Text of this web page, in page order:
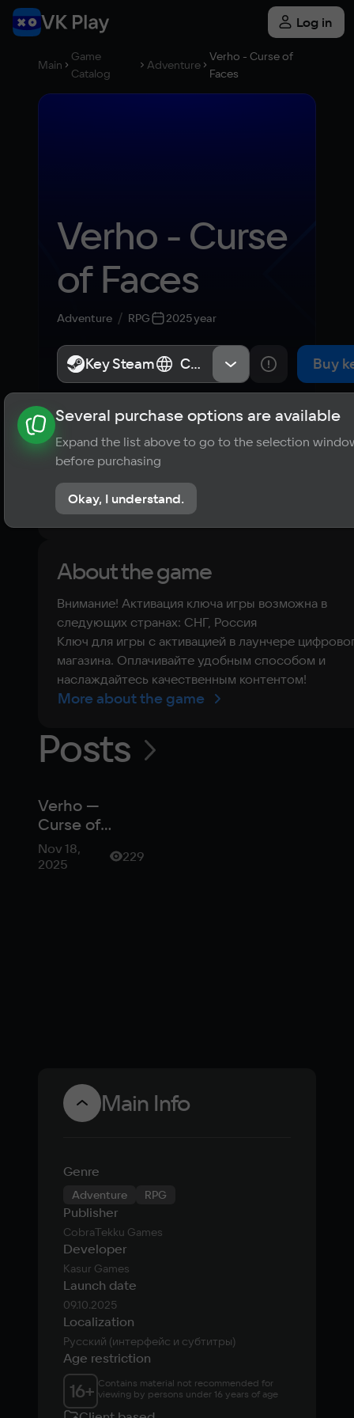
Log in
Main
Game
Catalog
Adventure
Verho - Curse of
Faces
Verho - Curse
of Faces
Adventure RPG 2025 year
Key Steam СНГ, Россия Buy
About the game News Publications
? Player ratings
No reviews
About the game
Внимание! Активация ключа игры возможна в
следующих странах: СНГ, Россия
Ключ для игры с активацией в лаунчере
магазина. Оплачивайте удобным способом и
наслаждайтесь качественным контентом!
More about the game
Posts
Verho —
Curse of
Faces:
возвращение
Nov 18,
2025
229
Main Info
Genre
Adventure RPG
Publisher
CobraTekku Games
Developer
Kasur Games
Launch date
09.10.2025
Localization
Русский (интерфейс и субтитры)
Age restriction
16+ Contains material not recommended for
viewing by persons under 16 years of age
Key Steam СНГ, Россия
Several purchase options are available
Expand the list above to go to the selection
before purchasing
Okay, I understand.